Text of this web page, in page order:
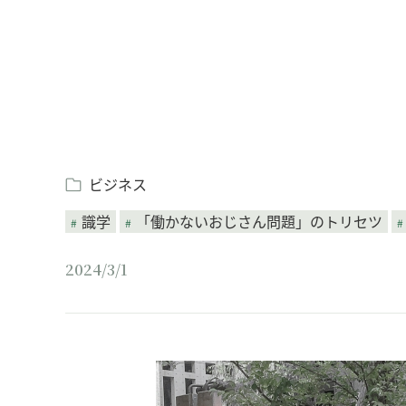
ビジネス
識学
「働かないおじさん問題」のトリセツ
2024/3/1